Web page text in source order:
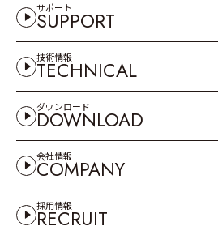
サポート
SUPPORT
技術情報
TECHNICAL
ダウンロード
DOWNLOAD
会社情報
COMPANY
採用情報
RECRUIT